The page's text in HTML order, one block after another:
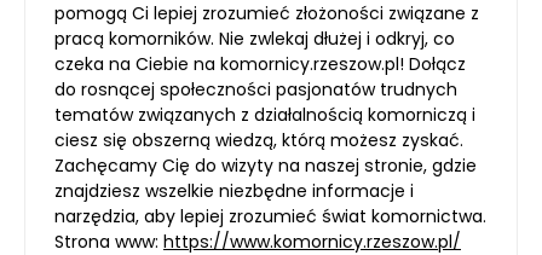
pomogą Ci lepiej zrozumieć złożoności związane z
pracą komorników. Nie zwlekaj dłużej i odkryj, co
czeka na Ciebie na komornicy.rzeszow.pl! Dołącz
do rosnącej społeczności pasjonatów trudnych
tematów związanych z działalnością komorniczą i
ciesz się obszerną wiedzą, którą możesz zyskać.
Zachęcamy Cię do wizyty na naszej stronie, gdzie
znajdziesz wszelkie niezbędne informacje i
narzędzia, aby lepiej zrozumieć świat komornictwa.
Strona www: https://www.komornicy.rzeszow.pl/